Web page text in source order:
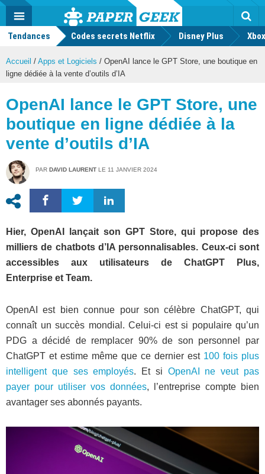
Actu
geek
MENU
Tendances Codes secrets Netflix Disney Plus
Accueil / Apps et Logiciels / OpenAI lance le GPT Store, une boutique en
ligne dédiée à la vente d’outils d’IA
OpenAI lance le GPT Store, une
boutique en ligne dédiée à la
vente d’outils d’IA
PAR DAVID LAURENT LE 11 JANVIER 2024
Hier, OpenAI lançait son GPT Store, qui propose des
milliers de chatbots d’IA personnalisables. Ceux-ci sont
accessibles aux utilisateurs de ChatGPT Plus,
Enterprise et Team.
OpenAI est bien connue pour son célèbre ChatGPT, qui
connaît un succès mondial. Celui-ci est si populaire qu’un
PDG a décidé de remplacer 90% de son personnel par
ChatGPT et estime même que ce dernier est 100 fois plus
intelligent que ses employés. Et si OpenAI ne veut pas
payer pour utiliser vos données, l’entreprise compte bien
avantager ses abonnés payants.
Mode
FacebookTwitter Youtube